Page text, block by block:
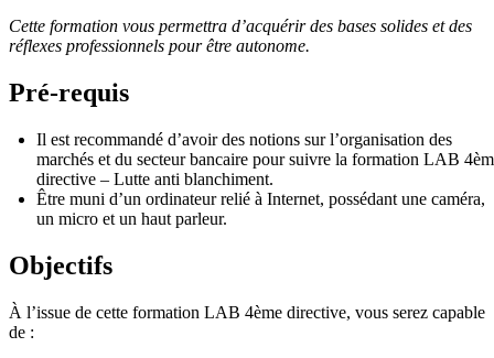
Cette formation vous permettra d’acquérir des bases solides et des
réflexes professionnels pour être autonome.
Pré-requis
Il est recommandé d’avoir des notions sur l’organisation des
marchés et du secteur bancaire pour suivre la formation LAB
directive – Lutte anti blanchiment.
Être muni d’un ordinateur relié à Internet, possédant une caméra,
un micro et un haut parleur.
Objectifs
À l’issue de cette formation LAB 4ème directive, vous serez capable
de :